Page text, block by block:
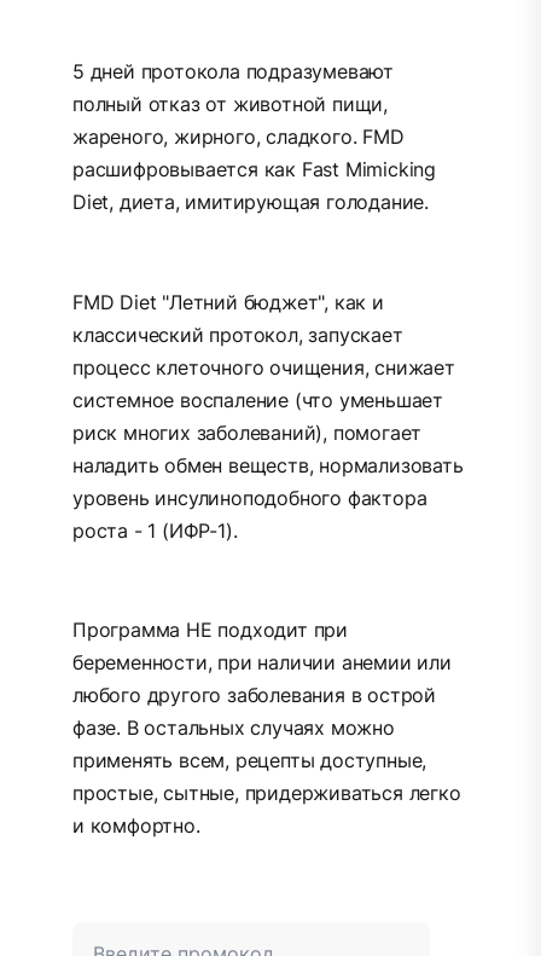
5 дней протокола подразумевают
полный отказ от животной пищи,
жареного, жирного, сладкого. FMD
расшифровывается как Fast Mimicking
Diet, диета, имитирующая голодание.
FMD Diet "Летний бюджет", как и
классический протокол, запускает
процесс клеточного очищения, снижает
системное воспаление (что уменьшает
риск многих заболеваний), помогает
наладить обмен веществ, нормализовать
уровень инсулиноподобного фактора
роста - 1 (ИФР-1).
Программа НЕ подходит при
беременности, при наличии анемии или
любого другого заболевания в острой
фазе. В остальных случаях можно
применять всем, рецепты доступные,
простые, сытные, придерживаться легко
и комфортно.